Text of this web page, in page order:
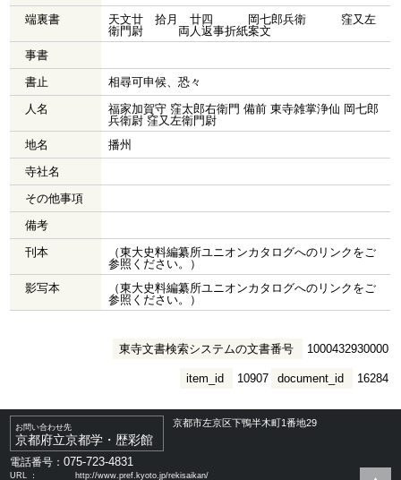
端裏書
天文廿 拾月 廿四 岡七郎兵衛 窪又左
衛門尉 両人返事折紙案文
事書
書止
相尋可申候、恐々
人名
福家加賀守 窪太郎右衛門 備前 東寺雑掌浄仙 岡七郎
兵衛尉 窪又左衛門尉
地名
播州
寺社名
その他事項
備考
刊本
（東大史料編纂所ユニオンカタログへのリンクをご
参照ください。）
影写本
（東大史料編纂所ユニオンカタログへのリンクをご
参照ください。）
東寺文書検索システムの文書番号 1000432930000
document_id 16284
item_id 10907
お問い合わせ先
京都府立京都学・歴彩館
京都市左京区下鴨半木町1番地29
電話番号：075-723-4831
URL ： http://www.pref.kyoto.jp/rekisaikan/